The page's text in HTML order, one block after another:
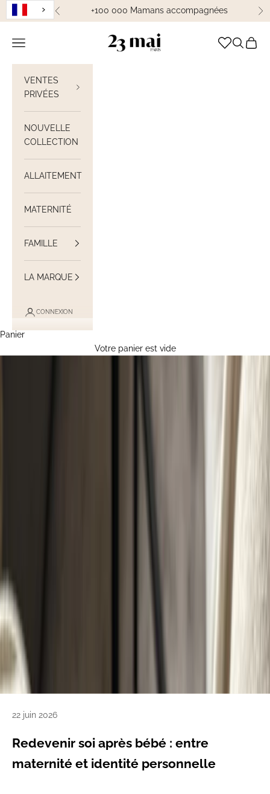
Passer au contenu
Précédent+100 000 Mamans accompagnées
23 Mai Paris
Ouvrir la navigation Ouvrir la
Voir
VENTES
PRIVÉES
NOUVELLE
COLLECTION
ALLAITEMENT
MATERNITÉ
FAMILLE
LA MARQUE
CONNEXION
Panier
Votre panier est vide
22 juin 2026
Redevenir soi après bébé : entre
maternité et identité personnelle